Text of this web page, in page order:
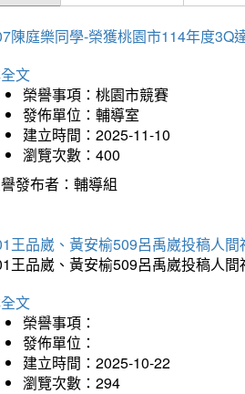
陳庭樂同學-榮獲桃園市114年度3Q
文
榮譽事項：桃園市競賽
發佈單位：輔導室
建立時間：2025-11-10
瀏覽次數：400
發布者：輔導組
王品崴、黃安榆509呂禹崴投稿人間
王品崴、黃安榆509呂禹崴投稿人間
文
榮譽事項：
發佈單位：
建立時間：2025-10-22
瀏覽次數：294